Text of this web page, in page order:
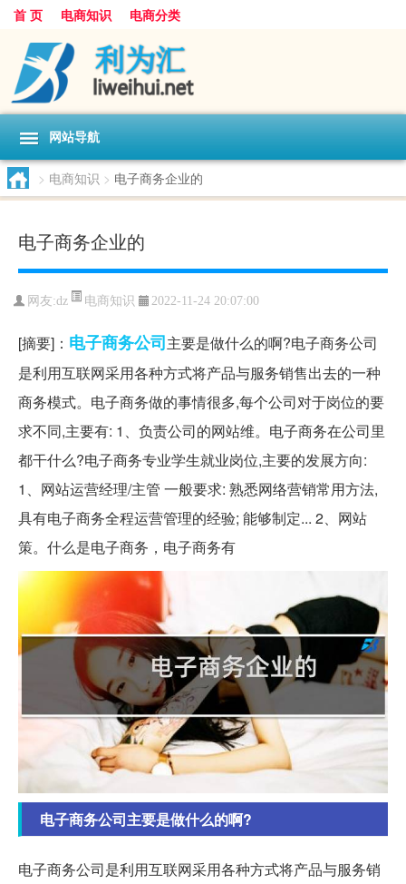
首 页 电商知识 电商分类
网站导航
> 电商知识 > 电子商务企业的
电子商务企业的
网友:dz 电商知识 2022-11-24 20:07:00
[摘要]： 电子商务公司主要是做什么的啊?电子商务公司
是利用互联网采用各种方式将产品与服务销售出去的一种
商务模式。电子商务做的事情很多,每个公司对于岗位的要
求不同,主要有: 1、负责公司的网站维。电子商务在公司里
都干什么?电子商务专业学生就业岗位,主要的发展方向:
1、网站运营经理/主管 一般要求: 熟悉网络营销常用方法,
具有电子商务全程运营管理的经验; 能够制定... 2、网站
策。什么是电子商务，电子商务有
电子商务公司主要是做什么的啊?
电子商务公司是利用互联网采用各种方式将产品与服务销